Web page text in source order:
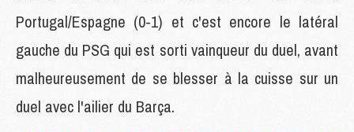
Portugal/Espagne (0-1) et c'est encore le latéral
gauche du PSG qui est sorti vainqueur du duel, avant
malheureusement de se blesser à la cuisse sur un
duel avec l'ailier du Barça.